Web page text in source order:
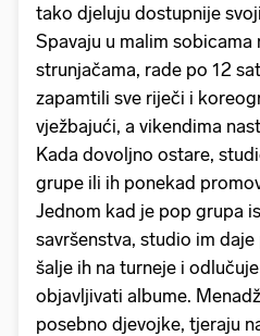
tako djeluju dostupnije
Spavaju u malim sobicama
strunjačama, rade po 12
zapamtili sve riječi i
vježbajući, a vikendima
Kada dovoljno ostare,
grupe ili ih ponekad
Jednom kad je pop grupa
savršenstva, studio im daje
šalje ih na turneje i
objavljivati albume.
posebno djevojke, tjeraju